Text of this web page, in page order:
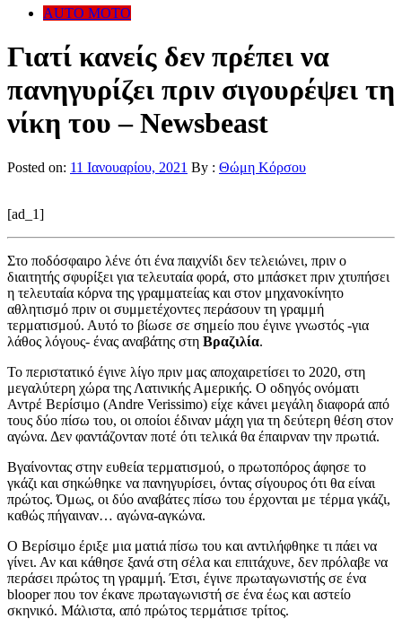
AUTO MOTO
Γιατί κανείς δεν πρέπει να
πανηγυρίζει πριν σιγουρέψει τη
νίκη του – Newsbeast
Posted on: 11 Ιανουαρίου, 2021 By : Θώμη Κόρσου
[ad_1]
Στο ποδόσφαιρο λένε ότι ένα παιχνίδι δεν τελειώνει, πριν ο
διαιτητής σφυρίξει για τελευταία φορά, στο μπάσκετ πριν χτυπήσει
η τελευταία κόρνα της γραμματείας και στον μηχανοκίνητο
αθλητισμό πριν οι συμμετέχοντες περάσουν τη γραμμή
τερματισμού. Αυτό το βίωσε σε σημείο που έγινε γνωστός -για
λάθος λόγους- ένας αναβάτης στη Βραζιλία.
Το περιστατικό έγινε λίγο πριν μας αποχαιρετίσει το 2020, στη
μεγαλύτερη χώρα της Λατινικής Αμερικής. Ο οδηγός ονόματι
Αντρέ Βερίσιμο (Andre Verissimo) είχε κάνει μεγάλη διαφορά από
τους δύο πίσω του, οι οποίοι έδιναν μάχη για τη δεύτερη θέση στον
αγώνα. Δεν φαντάζονταν ποτέ ότι τελικά θα έπαιρναν την πρωτιά.
Βγαίνοντας στην ευθεία τερματισμού, ο πρωτοπόρος άφησε το
γκάζι και σηκώθηκε να πανηγυρίσει, όντας σίγουρος ότι θα είναι
πρώτος. Όμως, οι δύο αναβάτες πίσω του έρχονται με τέρμα γκάζι,
καθώς πήγαιναν… αγώνα-αγκώνα.
Ο Βερίσιμο έριξε μια ματιά πίσω του και αντιλήφθηκε τι πάει να
γίνει. Αν και κάθησε ξανά στη σέλα και επιτάχυνε, δεν πρόλαβε να
περάσει πρώτος τη γραμμή. Έτσι, έγινε πρωταγωνιστής σε ένα
blooper που τον έκανε πρωταγωνιστή σε ένα έως και αστείο
σκηνικό. Μάλιστα, από πρώτος τερμάτισε τρίτος.